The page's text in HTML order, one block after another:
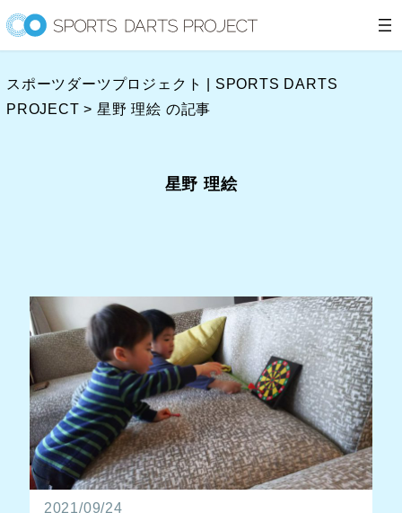
内
容
ス
キ
スポーツダーツプロジェクト | SPORTS DARTS
PROJECT >星野 理絵 の記事
星野 理絵
2021/09/24